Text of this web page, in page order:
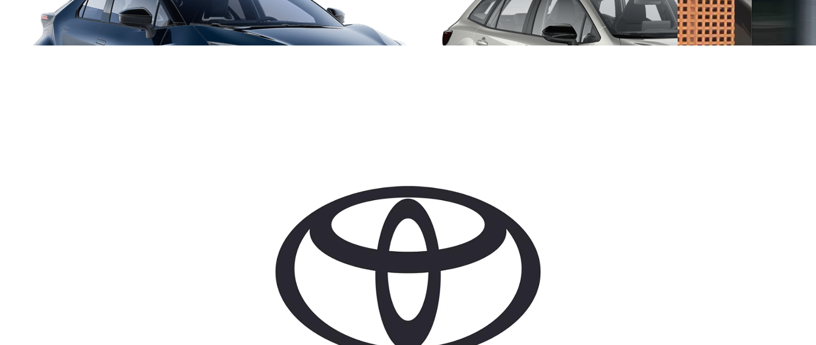
Da
Anche con finanziamento Toyota Easy Next da € 239 al mese
TAN 7,75 % TAEG 9,20 %
47 rate con anticipo € 12.860,00
rata finale € 12.780
FULL HYBRID
anche in versione GR SPORT